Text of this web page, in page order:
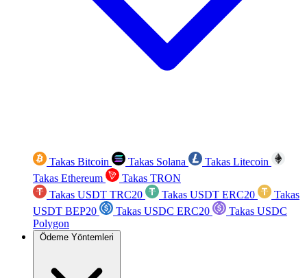
Takas Bitcoin Takas Solana
Takas Litecoin
Takas Ethereum
Takas TRON
Takas USDT TRC20
Takas USDT ERC20
Takas
USDT BEP20
Takas USDC ERC20
Takas USDC
Polygon
Ödeme Yöntemleri